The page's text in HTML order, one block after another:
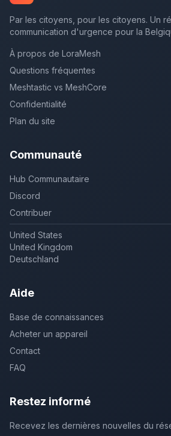
Par les citoyens, pour les citoyens. Un
communication d'urgence pour la
À propos de LoraMesh
Questions fréquentes
Meshtastic vs MeshCore
Confidentialité
Plan du site
Communauté
Hub Communautaire
Discord
Contribuer
United States
United Kingdom
Deutschland
Aide
Base de connaissances
Acheter un appareil
Contact
FAQ
Restez informé
Recevez les dernières nouvelles du